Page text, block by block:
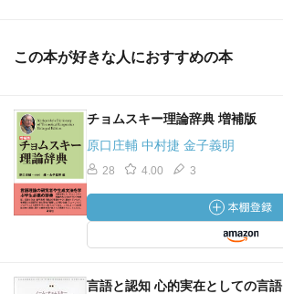
この本が好きな人におすすめの本
チョムスキー理論辞典 増補版
原口庄輔 中村捷 金子義明
28 4.00 3
言語と認知 心的実在としての言語